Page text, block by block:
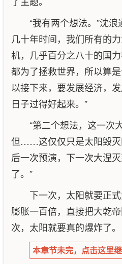
“我有两个想法。”沈
几十年时间，我们所有的
机，几乎百分之八十的国
都为了拯救世界，所以算
以接下来，要发展经济，
日子过得好起来。”
“第二个想法，这一次
但……这仅仅只是太阳毁灭
后一次预演，下一次大涅
了。”
下一次，太阳就要正
膨胀一百倍，直接把大乾
次，太阳就要真的爆炸了。
本章节未完，点击这里